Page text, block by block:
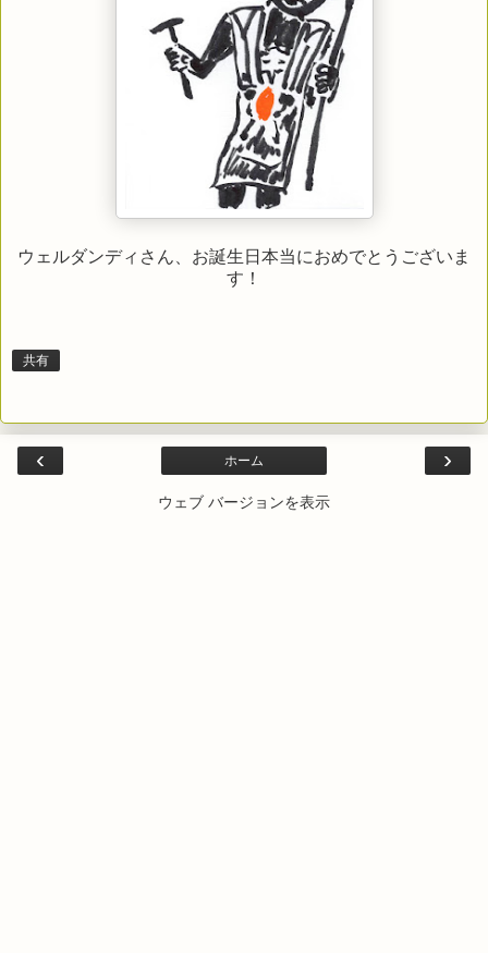
ウェルダンディさん、お誕生日本当におめでとうございま
す！
共有
‹ ›
ホーム
ウェブ バージョンを表示